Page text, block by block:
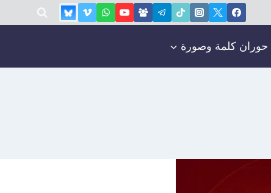
حوران كلمة وصورة